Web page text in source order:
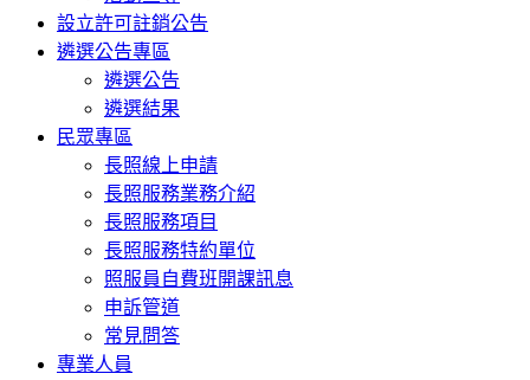
設立許可註銷公告
遴選公告專區
遴選公告
遴選結果
民眾專區
長照線上申請
長照服務業務介紹
長照服務項目
長照服務特約單位
照服員自費班開課訊息
申訴管道
常見問答
專業人員